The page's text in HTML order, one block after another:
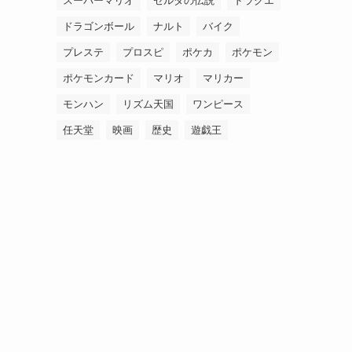
ドラゴンボール ナルト バイク
プレステ プロスピ ポケカ ポケモン
ポケモンカード マリオ マリカー
モンハン リズム天国 ワンピース
任天堂 映画 歴史 遊戯王